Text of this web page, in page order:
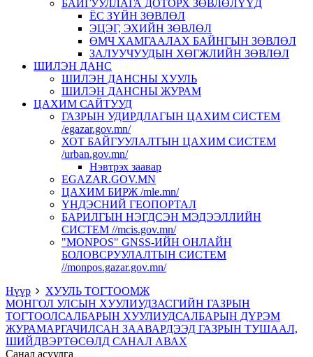
БАЙГУУЛЛАГА ДОТОРХ ЗӨВЛӨЛҮҮД
ЁС ЗҮЙН ЗӨВЛӨЛ
ЭЦЭГ, ЭХИЙН ЗӨВЛӨЛ
ӨМЧ ХАМГААЛАХ БАЙНГЫН ЗӨВЛӨЛ
ЗАЛУУЧУУДЫН ХӨГЖЛИЙН ЗӨВЛӨЛ
ШИЛЭН ДАНС
ШИЛЭН ДАНСНЫ ХУУЛЬ
ШИЛЭН ДАНСНЫ ЖУРАМ
ЦАХИМ САЙТУУД
ГАЗРЫН УДИРДЛАГЫН ЦАХИМ СИСТЕМ
/egazar.gov.mn/
ХОТ БАЙГУУЛАЛТЫН ЦАХИМ СИСТЕМ
/urban.gov.mn/
Нэвтрэх заавар
EGAZAR.GOV.MN
ЦАХИМ БИРЖ /mle.mn/
ҮНДЭСНИЙ ГЕОПОРТАЛ
БАРИЛГЫН НЭГДСЭН МЭДЭЭЛЛИЙН
СИСТЕМ //mcis.gov.mn/
"MONPOS" GNSS-ИЙН ОНЛАЙН
БОЛОВСРУУЛАЛТЫН СИСТЕМ
//monpos.gazar.gov.mn/
Нүүр
ХУУЛЬ ТОГТООМЖ
МОНГОЛ УЛСЫН ХУУЛИУДЗАСГИЙН ГАЗРЫН
ТОГТООЛСАЛБАРЫН ХУУЛИУДСАЛБАРЫН ДҮРЭМ
ЖУРАМАРГАЧИЛСАН ЗААВАРДЭЭД ГАЗРЫН ТУШААЛ,
ШИЙДВЭРТӨСӨЛД САНАЛ АВАХ
Санал асуулга